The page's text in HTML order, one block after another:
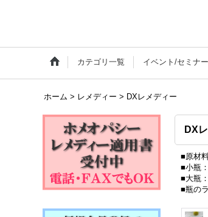
カテゴリ一覧 イベント/セミナ
ホーム > レメディー > DXレメディー
DX
■原材
■小瓶
■大瓶
■瓶の